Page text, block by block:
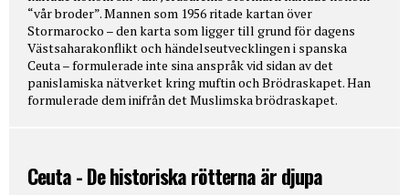
“vår broder”. Mannen som 1956 ritade kartan över
Stormarocko – den karta som ligger till grund för dagens
Västsaharakonflikt och händelseutvecklingen i spanska
Ceuta – formulerade inte sina anspråk vid sidan av det
panislamiska nätverket kring muftin och Brödraskapet. Han
formulerade dem inifrån det Muslimska brödraskapet.
Ceuta - De historiska rötterna är djupa